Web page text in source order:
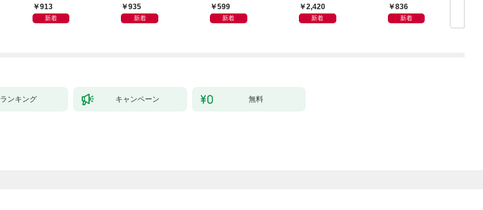
913
新着
もに 新装版
935
新着
599
新着
2,420
新着
836
新着
ランキング キャンペーン 無料